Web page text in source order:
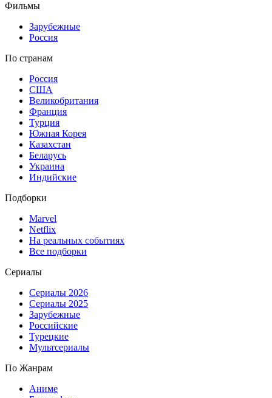
Фильмы
Зарубежные
Россия
По странам
Россия
США
Великобритания
Франция
Турция
Южная Корея
Казахстан
Беларусь
Украина
Индийские
Подборки
Marvel
Netflix
На реальных событиях
Все подборки
Сериалы
Сериалы 2026
Сериалы 2025
Зарубежные
Российские
Турецкие
Мультсериалы
По Жанрам
Аниме